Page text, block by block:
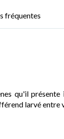
fréquentes
qu'il présente
larvé entre